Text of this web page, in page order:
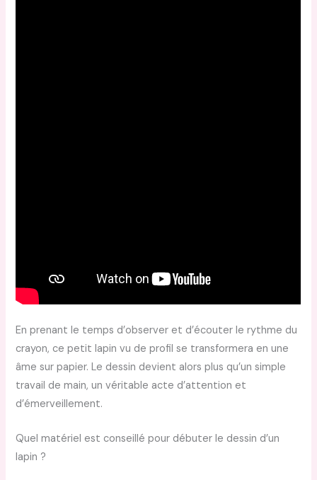
En prenant le temps d’observer et d’écouter le rythme du
crayon, ce petit lapin vu de profil se transformera en une
âme sur papier. Le dessin devient alors plus qu’un simple
travail de main, un véritable acte d’attention et
d’émerveillement.
Quel matériel est conseillé pour débuter le dessin d’un
lapin ?